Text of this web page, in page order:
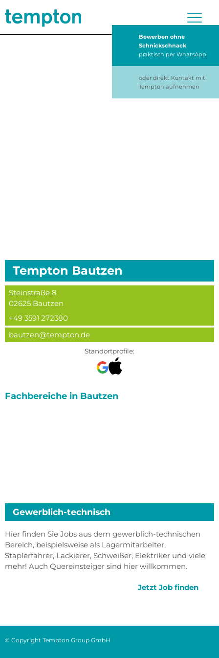
Bewerben ohne
Schnickschnack
praktisch per WhatsApp
oder direkt Kontakt mit
Tempton aufnehmen
Tempton Bautzen
Steinstraße 8
02625 Bautzen
+49 3591 272380
bautzen@tempton.de
Standortprofile:
Fachbereiche in Bautzen
Gewerblich-technisch
Hier finden Sie Jobs aus dem gewerblich-technischen
Bereich, beispielsweise als Lagermitarbeiter,
Staplerfahrer, Lackierer, Schweißer, Elektriker und viele
mehr! Auch Quereinsteiger sind hier willkommen.
Jetzt Job finden
© Copyright Tempton Group GmbH